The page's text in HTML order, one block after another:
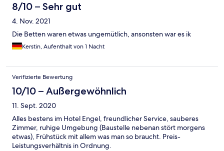
8/10 – Sehr gut
4. Nov. 2021
Die Betten waren etwas ungemütlich, ansonsten war es ik
Kerstin, Aufenthalt von 1 Nacht
Verifizierte Bewertung
10/10 – Außergewöhnlich
11. Sept. 2020
Alles bestens im Hotel Engel, freundlicher Service, sauberes
Zimmer, ruhige Umgebung (Baustelle nebenan stört morgens
etwas), Frühstück mit allem was man so braucht. Preis-
Leistungsverhältnis in Ordnung.